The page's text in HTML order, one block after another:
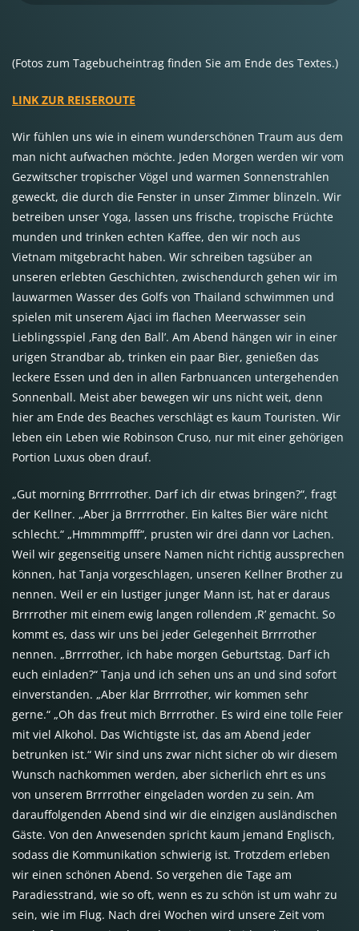
(Fotos zum Tagebucheintrag finden Sie am Ende des Textes.)
LINK ZUR REISEROUTE
Wir fühlen uns wie in einem wunderschönen Traum aus dem
man nicht aufwachen möchte. Jeden Morgen werden wir vom
Gezwitscher tropischer Vögel und warmen Sonnenstrahlen
geweckt, die durch die Fenster in unser Zimmer blinzeln. Wir
betreiben unser Yoga, lassen uns frische, tropische Früchte
munden und trinken echten Kaffee, den wir noch aus
Vietnam mitgebracht haben. Wir schreiben tagsüber an
unseren erlebten Geschichten, zwischendurch gehen wir im
lauwarmen Wasser des Golfs von Thailand schwimmen und
spielen mit unserem Ajaci im flachen Meerwasser sein
Lieblingsspiel ‚Fang den Ball’. Am Abend hängen wir in einer
urigen Strandbar ab, trinken ein paar Bier, genießen das
leckere Essen und den in allen Farbnuancen untergehenden
Sonnenball. Meist aber bewegen wir uns nicht weit, denn
hier am Ende des Beaches verschlägt es kaum Touristen. Wir
leben ein Leben wie Robinson Cruso, nur mit einer gehörigen
Portion Luxus oben drauf.
„Gut morning Brrrrrother. Darf ich dir etwas bringen?“, fragt
der Kellner. „Aber ja Brrrrrother. Ein kaltes Bier wäre nicht
schlecht.“ „Hmmmmpfff“, prusten wir drei dann vor Lachen.
Weil wir gegenseitig unsere Namen nicht richtig aussprechen
können, hat Tanja vorgeschlagen, unseren Kellner Brother zu
nennen. Weil er ein lustiger junger Mann ist, hat er daraus
Brrrrother mit einem ewig langen rollendem ‚R’ gemacht. So
kommt es, dass wir uns bei jeder Gelegenheit Brrrrother
nennen. „Brrrrother, ich habe morgen Geburtstag. Darf ich
euch einladen?“ Tanja und ich sehen uns an und sind sofort
einverstanden. „Aber klar Brrrrother, wir kommen sehr
gerne.“ „Oh das freut mich Brrrrother. Es wird eine tolle Feier
mit viel Alkohol. Das Wichtigste ist, das am Abend jeder
betrunken ist.“ Wir sind uns zwar nicht sicher ob wir diesem
Wunsch nachkommen werden, aber sicherlich ehrt es uns
von unserem Brrrrother eingeladen worden zu sein. Am
darauffolgenden Abend sind wir die einzigen ausländischen
Gäste. Von den Anwesenden spricht kaum jemand Englisch,
sodass die Kommunikation schwierig ist. Trotzdem erleben
wir einen schönen Abend. So vergehen die Tage am
Paradiesstrand, wie so oft, wenn es zu schön ist um wahr zu
sein, wie im Flug. Nach drei Wochen wird unsere Zeit vom